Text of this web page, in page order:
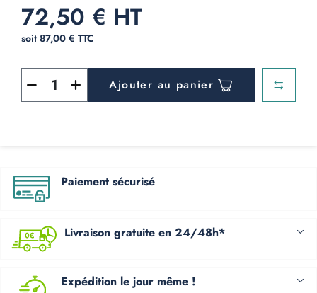
72,50 € HT
soit 87,00 € TTC
Ajouter au panier
Paiement sécurisé
Livraison gratuite en 24/48h*
Expédition le jour même !